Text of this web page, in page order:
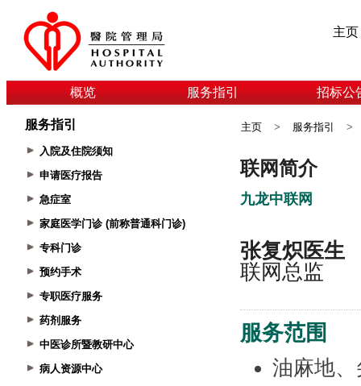
主页
概览 服务指引 招标公
服务指引
入院及住院须知
申请医疗报告
急症室
家庭医学门诊 (前称普通科门诊)
专科门诊
预约手术
专职医疗服务
药剂服务
中医诊所暨教研中心
病人资源中心
主页 > 服务指引 >